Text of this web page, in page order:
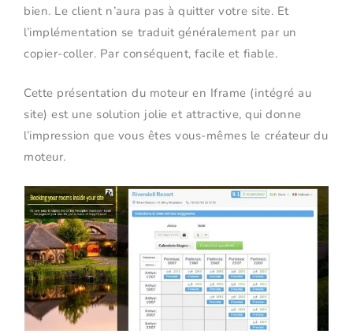
bien. Le client n’aura pas à quitter votre site. Et
l’implémentation se traduit généralement par un
copier-coller. Par conséquent, facile et fiable.
Cette présentation du moteur en Iframe (intégré au
site) est une solution jolie et attractive, qui donne
l’impression que vous êtes vous-mêmes le créateur du
moteur.